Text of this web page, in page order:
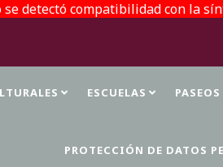
se detectó compatibilidad con la
ESCUELAS
PROTECCIÓN DE DATOS